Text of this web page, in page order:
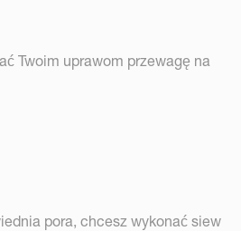
Twoim uprawom przewagę na
pora, chcesz wykonać siew